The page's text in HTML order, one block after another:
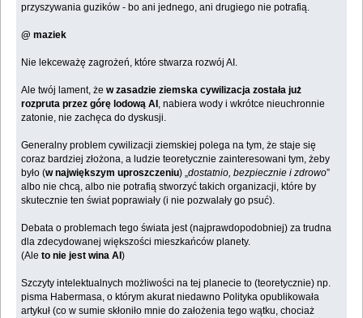
przyszywania guzików - bo ani jednego, ani drugiego nie potrafią.
@ maziek
Nie lekceważę zagrożeń, które stwarza rozwój AI.
Ale twój lament, żew zasadzie ziemska cywilizacja została już
rozpruta przez górę lodową AI , nabiera wody i wkrótce nieuchronnie
zatonie, nie zachęca do dyskusji.
Generalny problem cywilizacji ziemskiej polega na tym, że staje się
coraz bardziej złożona, a ludzie teoretycznie zainteresowani tym, żeby
było (w największym uproszczeniu) „dostatnio, bezpiecznie i zdrowo”
albo nie chcą, albo nie potrafią stworzyć takich organizacji, które by
skutecznie ten świat poprawiały (i nie pozwalały go psuć).
Debata o problemach tego świata jest (najprawdopodobniej) za trudna
dla zdecydowanej większości mieszkańców planety.
(Aleto nie jest wina AI)
Szczyty intelektualnych możliwości na tej planecie to (teoretycznie) np.
pisma Habermasa, o którym akurat niedawno Polityka opublikowała
artykuł (co w sumie skłoniło mnie do założenia tego wątku, chociaż